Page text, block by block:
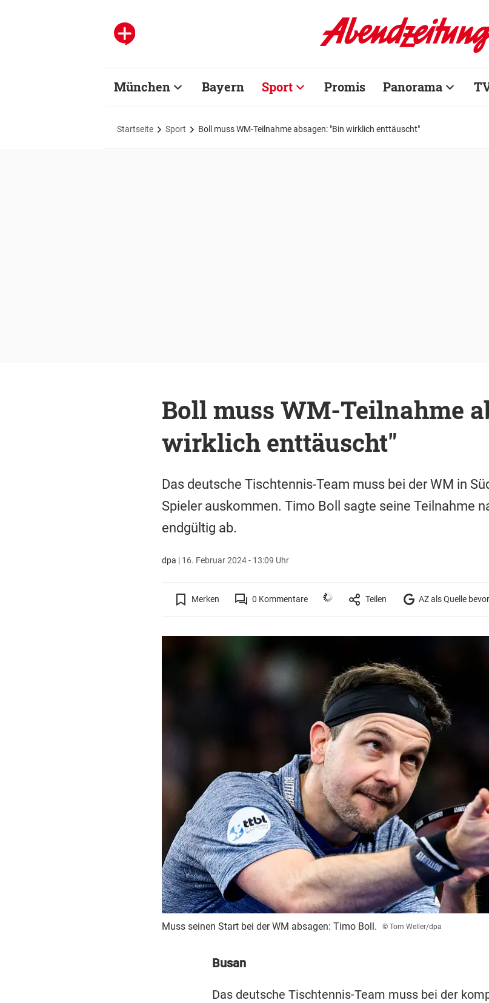
München Bayern Sport Promis Panorama
Startseite Sport Boll muss WM-Teilnahme absagen: "Bin wirklich enttäuscht"
Boll muss WM-Teilnahme
wirklich enttäuscht"
Das deutsche Tischtennis-Team muss bei der WM in
Spieler auskommen. Timo Boll sagte seine Teilnahme
endgültig ab.
dpa | 16. Februar 2024 - 13:09 Uhr
Merken 0 Kommentare Teilen AZ als Quelle
Muss seinen Start bei der WM absagen: Timo Boll. © Tom Weller/dpa
Busan
Das deutsche Tischtennis-Team muss bei der